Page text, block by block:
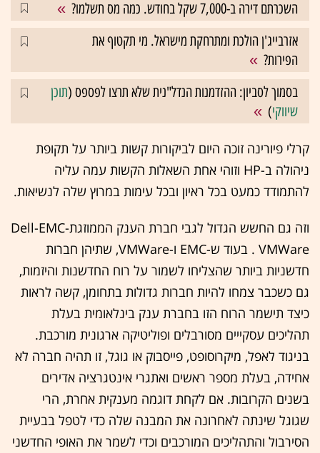
השכרתם דירה ב-7,000 שקל בחודש. כמה מס תשלמו?
אזרבייג'ן הולכת ומתרחקת מישראל. מי תקטוף את
הפירות?
בסמוך לסביון: ההזדמנות הנדל"נית שלא תרצו לפספס (תוכן
שיווקי)
קרלי פיורינה זוכה היום לביקורות קשות ביותר על תקופת
ניהולה ב-HP וזוהי אחת השאלות הקשות עמה עליה
להתמודד כמעט בכל ראיון ובכל עימות במרוץ שלה לנשיאות.
וזה גם החשש הגדול לגבי חברת הענק הממוזגתDell-EMC-
VMWare . בעוד ש-EMC ו-VMWare, שתיהן חברות
חדשניות ביותר שהצליחו לשמור על רוח החדשנות והיזמות,
גם כשכבר צמחו להיות חברות גדולות בתחומן, קשה לראות
כיצד תישמר הרוח הזו בחברת ענק בינלאומית בעלת
תהליכים עסקייים מסורבלים ופוליטיקה ארגונית מורכבת.
בניגוד לאפל, מיקרוסופט, פייסבוק או גוגל, זו תהיה חברה לא
אחידה, בעלת מספר ראשים ואתגרי אינטגרציה אדירים
בשנים הקרובות. אם לקחת דוגמה מענקית אחרת, הרי
שגוגל שינתה לאחרונה את המבנה שלה כדי לטפל בבעיית
הסירבול והתהליכים המורכבים וכדי לשמר את האופי החדשני